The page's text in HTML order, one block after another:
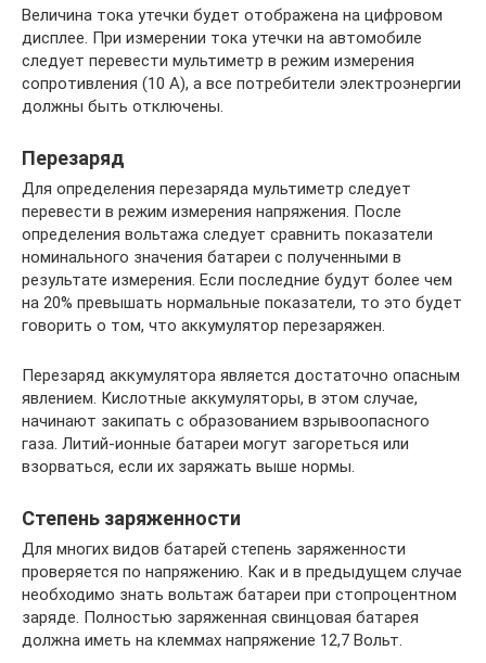
Величина тока утечки будет отображена на цифровом
дисплее. При измерении тока утечки на автомобиле
следует перевести мультиметр в режим измерения
сопротивления (10 А), а все потребители электроэнергии
должны быть отключены.
Перезаряд
Для определения перезаряда мультиметр следует
перевести в режим измерения напряжения. После
определения вольтажа следует сравнить показатели
номинального значения батареи с полученными в
результате измерения. Если последние будут более чем
на 20% превышать нормальные показатели, то это будет
говорить о том, что аккумулятор перезаряжен.
Перезаряд аккумулятора является достаточно опасным
явлением. Кислотные аккумуляторы, в этом случае,
начинают закипать с образованием взрывоопасного
газа. Литий-ионные батареи могут загореться или
взорваться, если их заряжать выше нормы.
Степень заряженности
Для многих видов батарей степень заряженности
проверяется по напряжению. Как и в предыдущем случае
необходимо знать вольтаж батареи при стопроцентном
заряде. Полностью заряженная свинцовая батарея
должна иметь на клеммах напряжение 12,7 Вольт.